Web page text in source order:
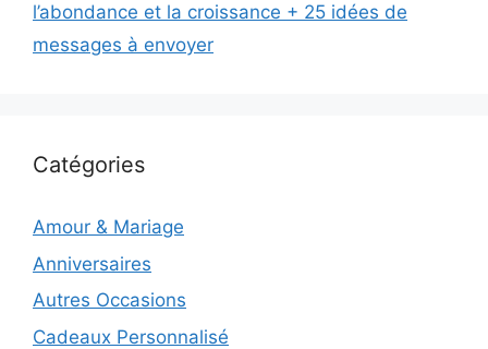
l’abondance et la croissance + 25 idées de
messages à envoyer
Catégories
Amour & Mariage
Anniversaires
Autres Occasions
Cadeaux Personnalisé